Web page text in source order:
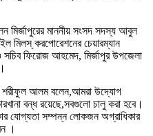
মির্জাপুরের মাননীয় সংসদ সদস্য আবুল
মিলস্ করপোরেশনের চেয়ারম্যান
সচিব ফিরোজ আহমেদ, মির্জাপুর উপজেলা
শরীফুল আলম বলেন,আমরা উদ্যোগ
বন্ধ রয়েছে,সবগুলো চালু করা হবে।
যোগ্যতা সম্পন্ন লোকজন অগ্রাধিকার
।